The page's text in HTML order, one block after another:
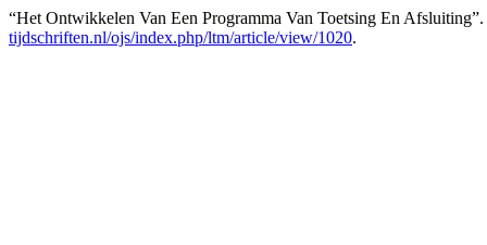
“Het Ontwikkelen Van Een Programma Van Toetsing En
tijdschriften.nl/ojs/index.php/ltm/article/view/1020.